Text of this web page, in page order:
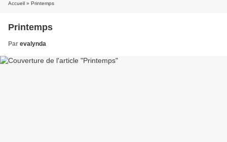
Accueil » Printemps
Printemps
Par evalynda